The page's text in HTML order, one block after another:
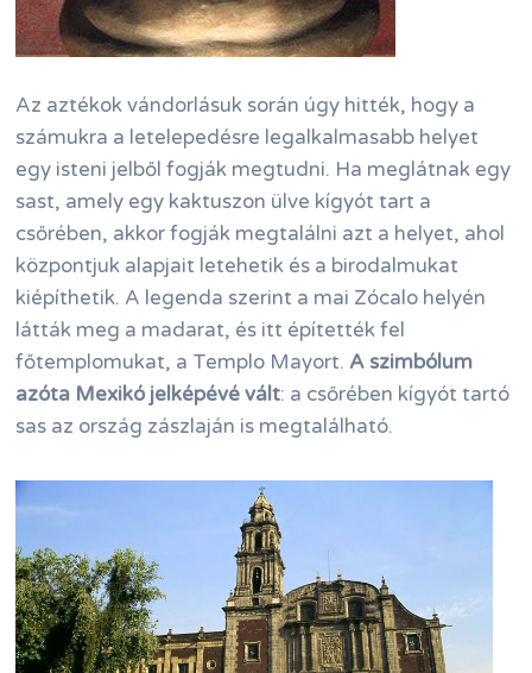
Az aztékok vándorlásuk során úgy hitték, hogy a
számukra a letelepedésre legalkalmasabb helyet
egy isteni jelből fogják megtudni. Ha meglátnak egy
sast, amely egy kaktuszon ülve kígyót tart a
csőrében, akkor fogják megtalálni azt a helyet, ahol
központjuk alapjait letehetik és a birodalmukat
kiépíthetik. A legenda szerint a mai Zócalo helyén
látták meg a madarat, és itt építették fel
főtemplomukat, a Templo Mayort. A szimbólum
azóta Mexikó jelképévé vált: a csőrében kígyót tartó
sas az ország zászlaján is megtalálható.